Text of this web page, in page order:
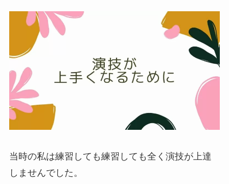
当時の私は練習しても練習しても全く演技が上達
しませんでした。